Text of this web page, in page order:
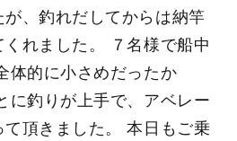
が、釣れだしてからは納竿
くれました。 ７名様で船中
体的に小さめだったか
に釣りが上手で、アベレー
て頂きました。 本日もご乗